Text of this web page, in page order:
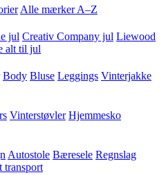
Alle mærker A–Z
jul Creativ Company jul Liewood
alt til jul
Body Bluse Leggings Vinterjakke
Vinterstøvler Hjemmesko
Autostole Bæresele Regnslag
transport